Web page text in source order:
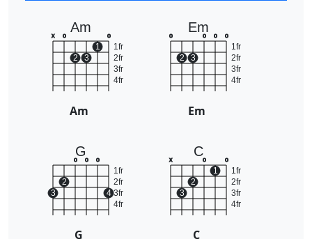
Am
1fr
2fr
3fr
4fr
x o
2 3
1
o
Am
Em
1fr
2fr
3fr
4fr
o
2 3
o o o
Em
G
1fr
2fr
3fr
4fr
3
2
o o o
4
G
C
1fr
2fr
3fr
4fr
x
3
2
o
1
o
C